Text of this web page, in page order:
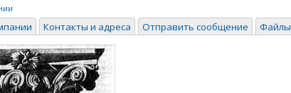
Контакты и адреса Отправить сообщение Файлы